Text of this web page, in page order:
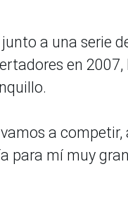
a una serie
en 2007,
a competir,
para mí muy